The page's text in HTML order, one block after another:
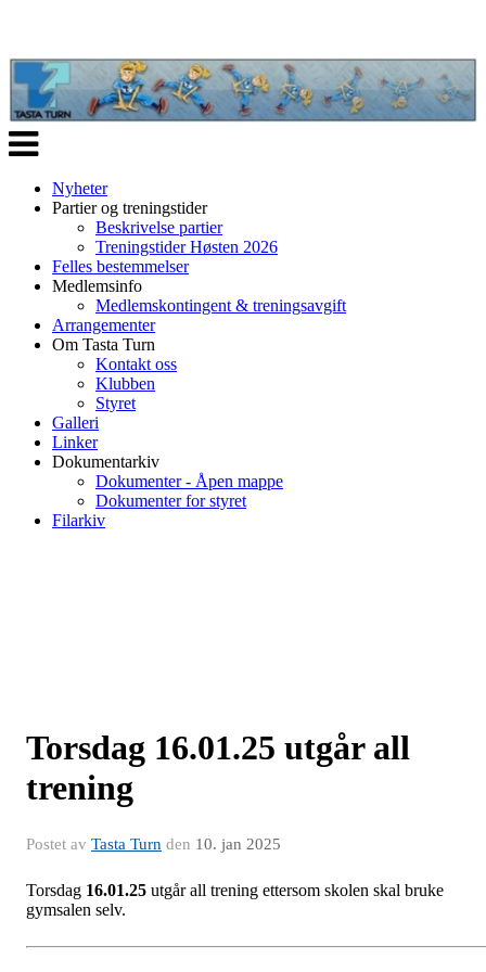
Veksle
navigasjon
Nyheter
Partier og treningstider
Beskrivelse partier
Treningstider Høsten 2026
Felles bestemmelser
Medlemsinfo
Medlemskontingent & treningsavgift
Arrangementer
Om Tasta Turn
Kontakt oss
Klubben
Styret
Galleri
Linker
Dokumentarkiv
Dokumenter - Åpen mappe
Dokumenter for styret
Filarkiv
Torsdag 16.01.25 utgår all
trening
Postet av Tasta Turn den 10. jan 2025
Torsdag 16.01.25 utgår all trening ettersom skolen skal bruke
gymsalen selv.